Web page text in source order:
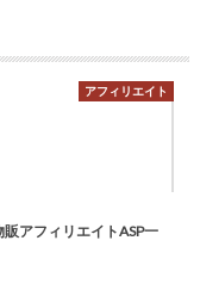
アフィリエイト
販アフィリエイトASP一